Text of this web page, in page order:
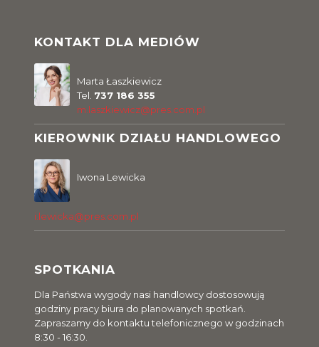
KONTAKT DLA MEDIÓW
Marta Łaszkiewicz
Tel. 737 186 355
m.laszkiewicz@pres.com.pl
KIEROWNIK DZIAŁU HANDLOWEGO
Iwona Lewicka
i.lewicka@pres.com.pl
SPOTKANIA
Dla Państwa wygody nasi handlowcy dostosowują
godziny pracy biura do planowanych spotkań.
Zapraszamy do kontaktu telefonicznego w godzinach
8:30 - 16:30.